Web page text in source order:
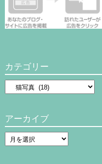
カテゴリー
テ
リ
ー
アーカイブ
ア
ー